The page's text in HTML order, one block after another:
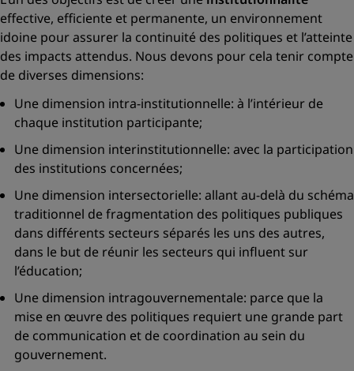
effective, efficiente et permanente, un environnement
idoine pour assurer la continuité des politiques et l’atteinte
des impacts attendus. Nous devons pour cela tenir compte
de diverses dimensions:
Une dimension intra-institutionnelle: à l’intérieur de
chaque institution participante;
Une dimension interinstitutionnelle: avec la participation
des institutions concernées;
Une dimension intersectorielle: allant au-delà du schéma
traditionnel de fragmentation des politiques publiques
dans différents secteurs séparés les uns des autres,
dans le but de réunir les secteurs qui influent sur
l’éducation;
Une dimension intragouvernementale: parce que la
mise en œuvre des politiques requiert une grande part
de communication et de coordination au sein du
gouvernement.